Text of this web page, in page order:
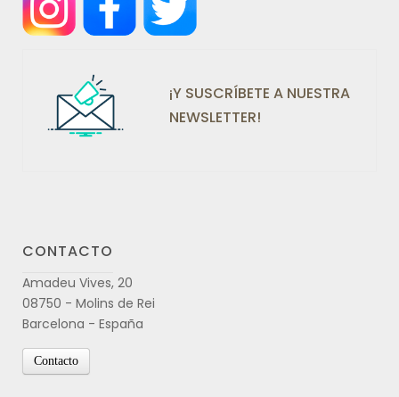
¡Y SUSCRÍBETE A NUESTRA
NEWSLETTER!
CONTACTO
Amadeu Vives, 20
08750 - Molins de Rei
Barcelona - España
Contacto